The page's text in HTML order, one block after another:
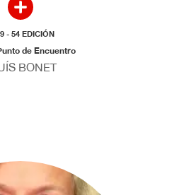
- 54 EDICIÓN
de Encuentro
BONET